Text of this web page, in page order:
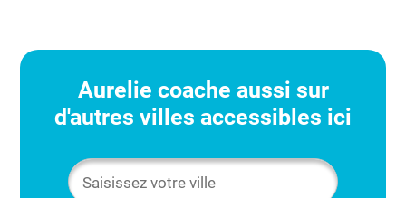
Aurelie coache aussi sur
d'autres villes accessibles ici